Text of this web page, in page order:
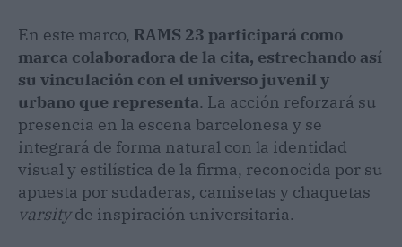
En este marco, RAMS 23 participará como
marca colaboradora de la cita, estrechando así
su vinculación con el universo juvenil y
urbano que representa. La acción reforzará su
presencia en la escena barcelonesa y se
integrará de forma natural con la identidad
visual y estilística de la firma, reconocida por su
apuesta por sudaderas, camisetas y chaquetas
varsityde inspiración universitaria.